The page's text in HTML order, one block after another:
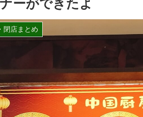
ーができたよ
閉店まとめ